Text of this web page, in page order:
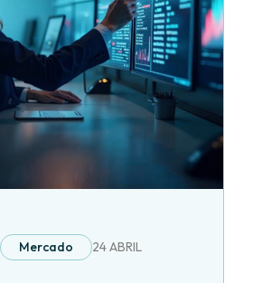
Mercado 24 ABRIL